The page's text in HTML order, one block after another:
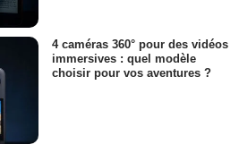
4 caméras 360° pour des vidéos
immersives : quel modèle
choisir pour vos aventures ?